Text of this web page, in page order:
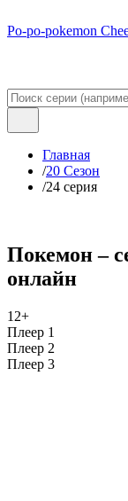
Po-po-pokemon
Главная
/20 Сезон
/24 серия
Покемон –
онлайн
12+
Плеер 1
Плеер 2
Плеер 3